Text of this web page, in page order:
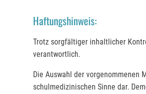
Haftungshinweis:
Trotz sorgfältiger inhaltlicher
verantwortlich.
Die Auswahl der
schulmedizinischen Sinne dar.